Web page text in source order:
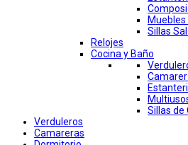
Muebles
Sillas
Relojes
Cocina y Baño
Sillas de
Verduleros
Camareras